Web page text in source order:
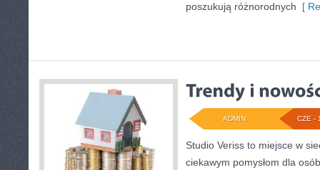
poszukują różnorodnych [
CZE -
ADMIN
Studio Veriss to miejsce w
ciekawym pomysłom dla